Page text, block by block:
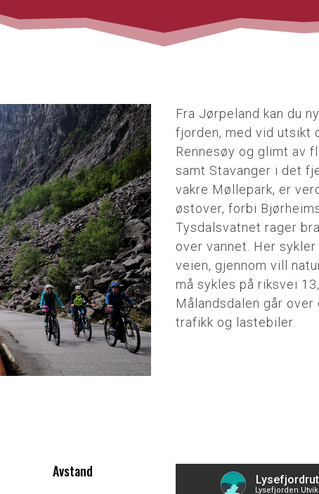
Fra Jørpeland kan du
fjorden, med vid utsikt
Rennesøy og glimt av
samt Stavanger i det
vakre Møllepark, er
østover, forbi
Tysdalsvatnet rager
over vannet. Her
veien, gjennom vill
må sykles på riksvei
Målandsdalen går
trafikk og lastebiler.
Avstand